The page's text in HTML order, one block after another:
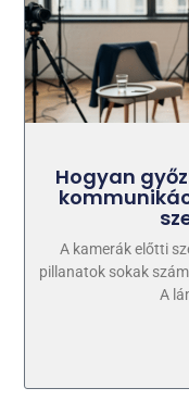
Hogyan
A kamerák előtti
pillanatok sokak
A